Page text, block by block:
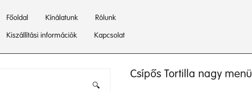
Főoldal Kínálatunk Rólunk
Kiszállítási információk Kapcsolat
🔍
Csípős Tortilla nagy menü